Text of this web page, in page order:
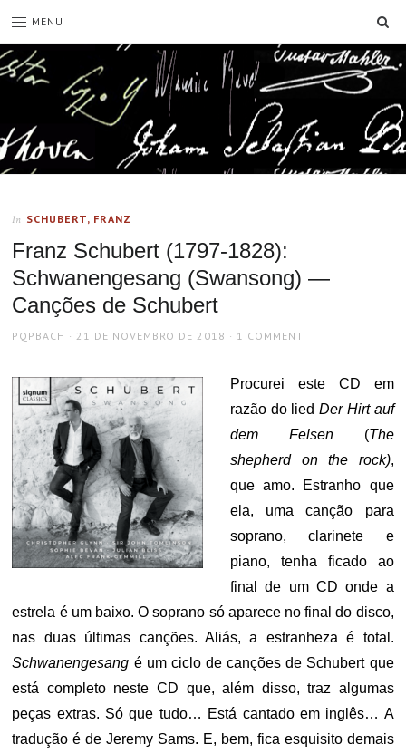
MENU
In SCHUBERT, FRANZ
Franz Schubert (1797-1828):
Schwanengesang (Swansong) —
Canções de Schubert
AUTHOR
PQPBACH
POSTED
21 DE NOVEMBRO DE 2018 1 COMMENT
Procurei este CD em
razão do liedDer Hirt auf
dem Felsen (The
shepherd on the rock),
que amo. Estranho que
ela, uma canção para
soprano, clarinete e
piano, tenha ficado ao
final de um CD onde a
estrela é um baixo. O soprano só aparece no final do disco,
nas duas últimas canções. Aliás, a estranheza é total.
Schwanengesang é um ciclo de canções de Schubert que
está completo neste CD que, além disso, traz algumas
peças extras. Só que tudo… Está cantado em inglês… A
tradução é de Jeremy Sams. E, bem, fica esquisito demais